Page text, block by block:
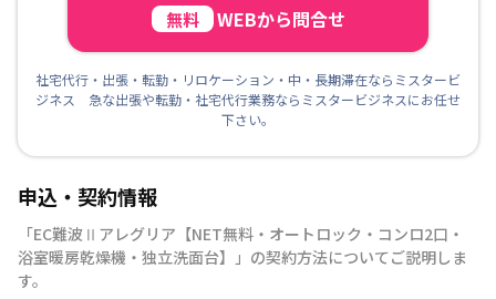
無料 WEBから問合せ
社宅代行・出張・転勤・リロケーション・中・長期滞在ならミスタービ
ジネス 急な出張や転勤・社宅代行業務ならミスタービジネスにお任せ
下さい。
申込・契約情報
「EC難波Ⅱアレグリア【NET無料・オートロック・コンロ2口・
浴室暖房乾燥機・独立洗面台】
」の契約方法についてご説明しま
す。